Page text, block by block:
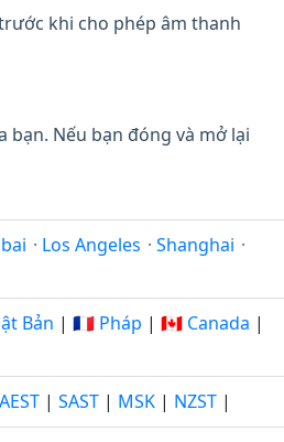
khi cho phép âm thanh
Nếu bạn đóng và mở lại
· Los Angeles · Shanghai ·
Bản | 🇫🇷 Pháp | 🇨🇦 Canada |
AEST | SAST | MSK | NZST |